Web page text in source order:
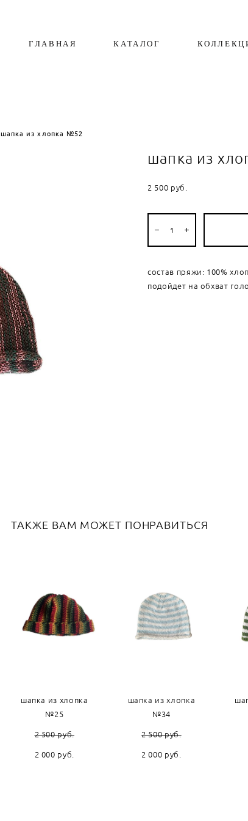
ГЛАВНАЯ КАТАЛОГ
шапка из хлопка №52
шапка из
2 500 pуб.
состав пряжи: 100%
подойдет на обхват
ТАКЖЕ ВАМ МОЖЕТ ПОНРАВИТЬСЯ
шапка из хлопка
№25
2 500 pуб.
2 000 pуб.
шапка из хлопка
№34
2 500 pуб.
2 000 pуб.